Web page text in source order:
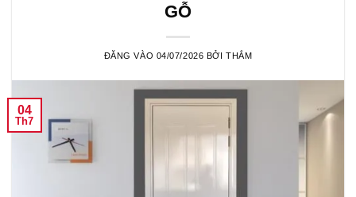
GỖ
ĐĂNG VÀO 04/07/2026 BỞITHẮM
04
Th7